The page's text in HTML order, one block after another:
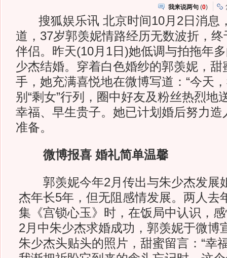
我来说两句 (0)
搜狐娱乐讯 北京时间10月2日消息
道，37岁郭羡妮情路经历无数波折，
伴侣。昨天(10月1日)她低调与拍拖年
少杰结婚。穿着白色婚纱的郭羡妮，甜
手，她充满喜悦地在微博写道：“今天
别“剩女”行列，圈中好友及粉丝热烈地
幸福、早生贵子。她已计划婚后努力造
准备。
微博报喜 婚礼简单温馨
郭羡妮今年2月传出与朱少杰发展
杰年长5年，但无阻感情发展。两人去
集《宫锁心玉》时，在饭局中认识，
2月中朱少杰求婚成功，郭羡妮于微博
朱少杰头贴头的照片，甜蜜留言：“幸